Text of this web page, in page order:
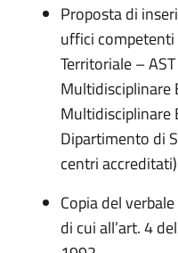
Proposta di
uffici competenti
Territoriale –
Multidisciplinare
Multidisciplinare
Dipartimento di
centri accreditati)
Copia del
di cui all’art. 4